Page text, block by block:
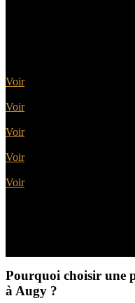
Voir
Voir
Voir
Voir
Voir
Pourquoi choisir une
à Augy ?